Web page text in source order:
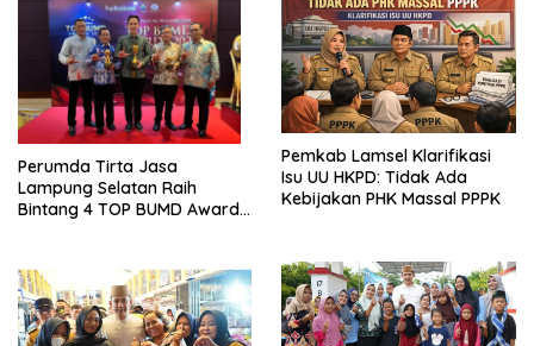
Perumda Tirta Jasa
Lampung Selatan Raih
Bintang 4 TOP BUMD Awards
Pemkab Lamsel Klarifikasi
Isu UU HKPD: Tidak Ada
Kebijakan PHK Massal PPPK